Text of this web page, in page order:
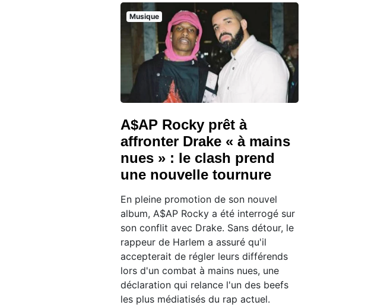
Musique
A$AP Rocky prêt à
affronter Drake « à mains
nues » : le clash prend
une nouvelle tournure
En pleine promotion de son nouvel
album, A$AP Rocky a été interrogé sur
son conflit avec Drake. Sans détour, le
rappeur de Harlem a assuré qu'il
accepterait de régler leurs différends
lors d'un combat à mains nues, une
déclaration qui relance l'un des beefs
les plus médiatisés du rap actuel.